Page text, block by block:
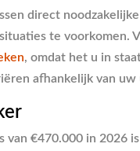
direct
te
, omdat het u in
afhankelijk van
€470.000 in 2026